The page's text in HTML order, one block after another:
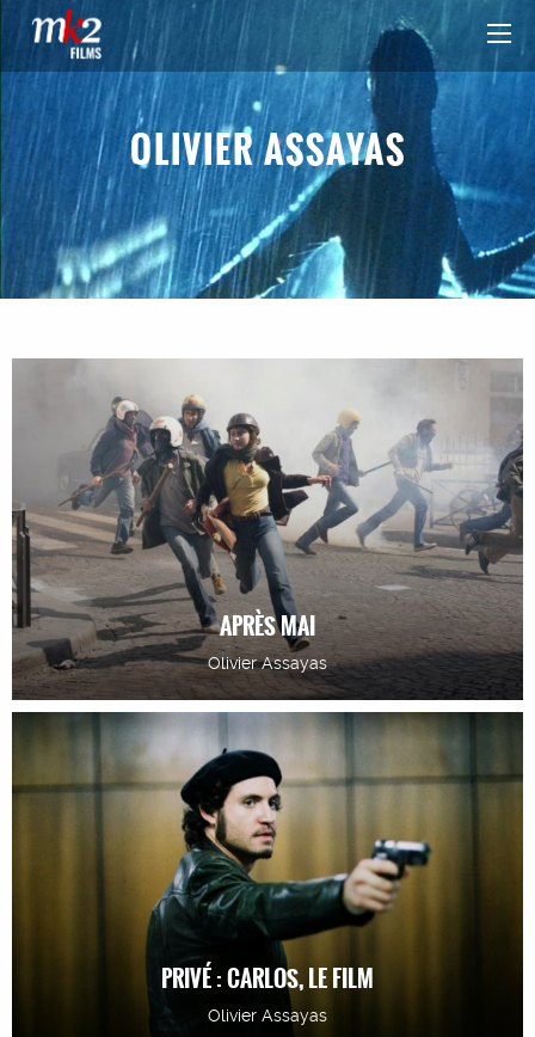
OLIVIER ASSAYAS
APRÈS MAI
Olivier Assayas
PRIVÉ : CARLOS, LE FILM
Olivier Assayas